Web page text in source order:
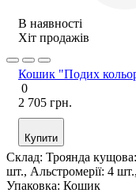
В наявності
Хіт продажів
Кошик "Подих
0
2 705 грн.
Купити
Склад: Троянда
шт., Альстромерії: 4
Упаковка: Кошик